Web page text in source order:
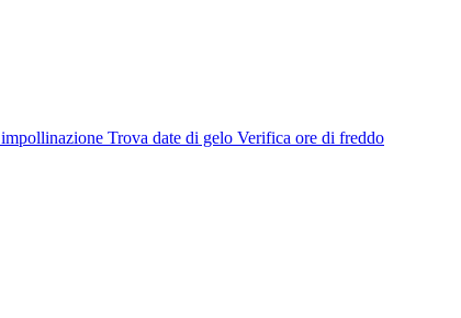
Trova date di gelo Verifica ore di freddo